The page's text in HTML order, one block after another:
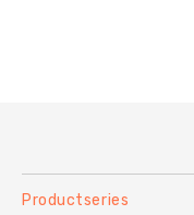
Productseries